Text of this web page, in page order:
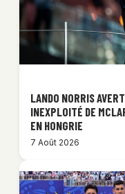
LANDO NORRIS
INEXPLOITÉ DE
EN HONGRIE
7 Août 2026